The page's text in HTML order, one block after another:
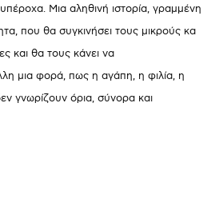
Μια αληθινή ιστορία, γραμμένη
που θα συγκινήσει τους μικρούς κα
και θα τους κάνει να
μια φορά, πως η αγάπη, η φιλία, η
γνωρίζουν όρια, σύνορα και